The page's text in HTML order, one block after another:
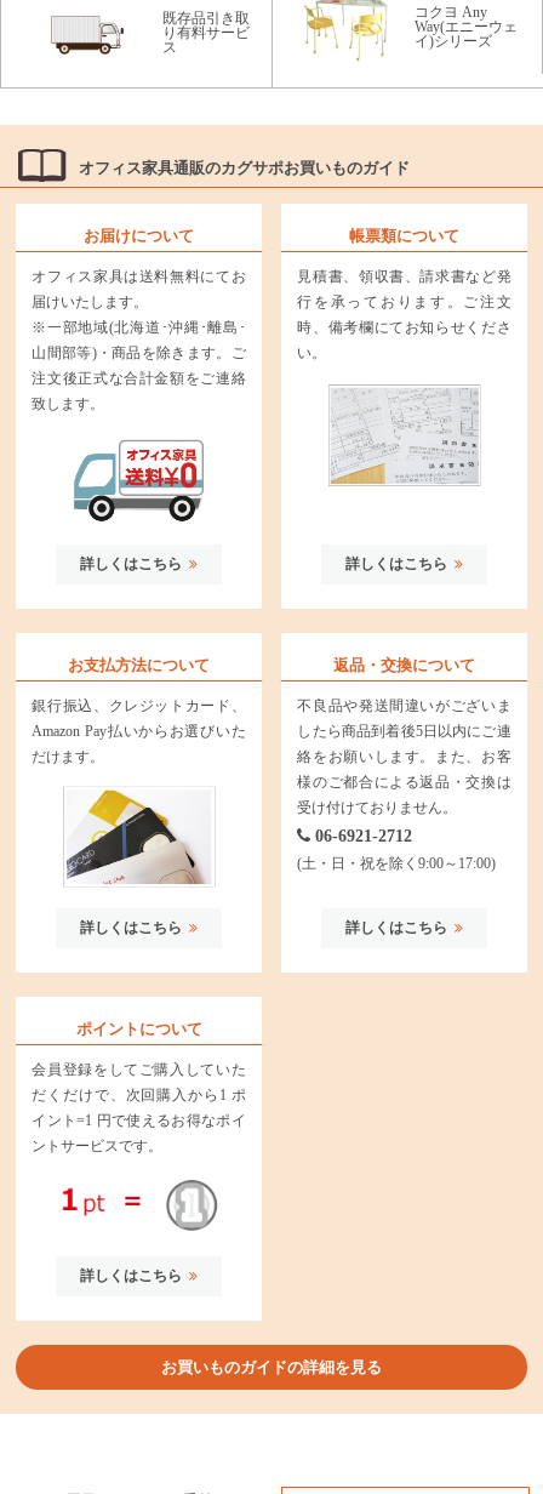
既存品引き取
り有料サービ
ス
コクヨ Any
Way(エニーウェ
イ)シリーズ
オフィス家具通販のカグサポお買いものガイド
お届けについて
オフィス家具は送料無料にてお
届けいたします。
※一部地域(北海道･沖縄･離島･
山間部等)・商品を除きます。ご
注文後正式な合計金額をご連絡
致します。
詳しくはこちら
帳票類について
見積書、領収書、請求書など発
行を承っております。ご注文
時、備考欄にてお知らせくださ
い。
詳しくはこちら
お支払方法について
銀行振込、クレジットカード、
Amazon Pay払いからお選びいた
だけます。
詳しくはこちら
返品・交換について
不良品や発送間違いがございま
したら商品到着後5日以内にご連
絡をお願いします。また、お客
様のご都合による返品・交換は
受け付けておりません。
06-6921-2712
(土・日・祝を除く9:00～17:00)
詳しくはこちら
ポイントについて
会員登録をしてご購入していた
だくだけで、次回購入から1 ポ
イント=1 円で使えるお得なポイ
ントサービスです。
詳しくはこちら
お買いものガイドの詳細を見る